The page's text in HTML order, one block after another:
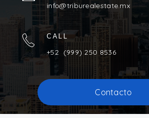
info@triburealestate.mx
CALL
+52 (999) 250 8536
Contacto